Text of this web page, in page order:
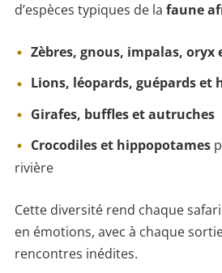
d’espèces typiques de la faune
Zèbres, gnous, impalas, oryx
Lions, léopards, guépards et
Girafes, buffles et autruches
Crocodiles et hippopotames
rivière
Cette diversité rend chaque
en émotions, avec à chaque
rencontres inédites.